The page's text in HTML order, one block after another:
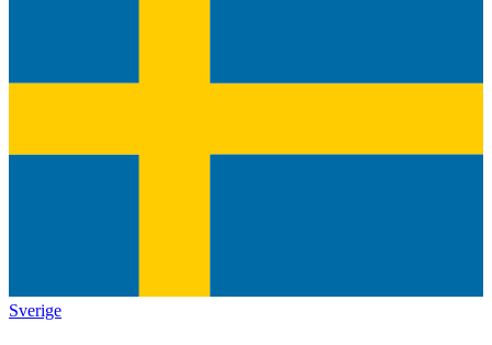
Sverige